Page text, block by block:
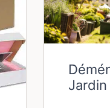
Jardin